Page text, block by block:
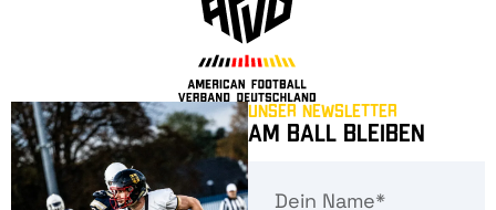
Unser Newsletter
Am Ball bleiben